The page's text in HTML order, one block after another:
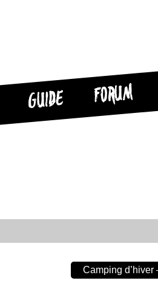
GUIDE FORUM
Camping